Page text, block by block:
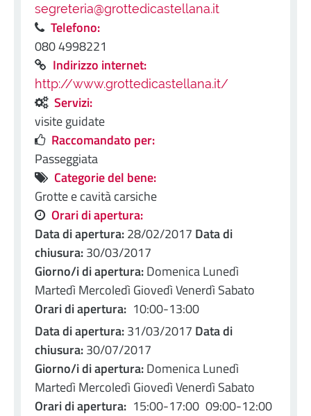
segreteria@grottedicastellana.it
Telefono:
080 4998221
Indirizzo internet:
http://www.grottedicastellana.it/
Servizi:
visite guidate
Raccomandato per:
Passeggiata
Categorie del bene:
Grotte e cavità carsiche
Orari di apertura:
Data di apertura:28/02/2017 Data di
chiusura:30/03/2017
Giorno/i di apertura:Domenica Lunedì
Martedì Mercoledì Giovedì Venerdì Sabato
Orari di apertura: 10:00-13:00
Data di apertura:31/03/2017 Data di
chiusura:30/07/2017
Giorno/i di apertura:Domenica Lunedì
Martedì Mercoledì Giovedì Venerdì Sabato
Orari di apertura: 15:00-17:00 09:00-12:00